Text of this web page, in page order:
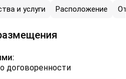
и услуги Расположение